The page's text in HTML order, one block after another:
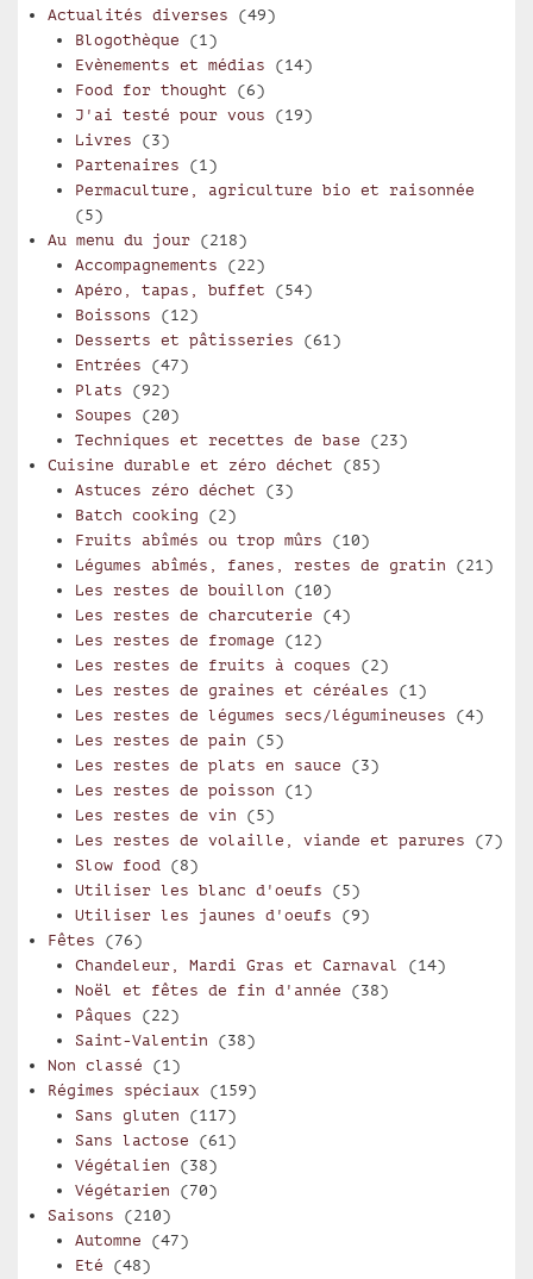
Actualités diverses (49)
Blogothèque (1)
Evènements et médias (14)
Food for thought (6)
J'ai testé pour vous (19)
Livres (3)
Partenaires (1)
Permaculture, agriculture bio et raisonnée
(5)
Au menu du jour (218)
Accompagnements (22)
Apéro, tapas, buffet (54)
Boissons (12)
Desserts et pâtisseries (61)
Entrées (47)
Plats (92)
Soupes (20)
Techniques et recettes de base (23)
Cuisine durable et zéro déchet (85)
Astuces zéro déchet (3)
Batch cooking (2)
Fruits abîmés ou trop mûrs (10)
Légumes abîmés, fanes, restes de gratin (21)
Les restes de bouillon (10)
Les restes de charcuterie (4)
Les restes de fromage (12)
Les restes de fruits à coques (2)
Les restes de graines et céréales (1)
Les restes de légumes secs/légumineuses (4)
Les restes de pain (5)
Les restes de plats en sauce (3)
Les restes de poisson (1)
Les restes de vin (5)
Les restes de volaille, viande et parures (7)
Slow food (8)
Utiliser les blanc d'oeufs (5)
Utiliser les jaunes d'oeufs (9)
Fêtes (76)
Chandeleur, Mardi Gras et Carnaval (14)
Noël et fêtes de fin d'année (38)
Pâques (22)
Saint-Valentin (38)
Non classé (1)
Régimes spéciaux (159)
Sans gluten (117)
Sans lactose (61)
Végétalien (38)
Végétarien (70)
Saisons (210)
Automne (47)
Eté (48)